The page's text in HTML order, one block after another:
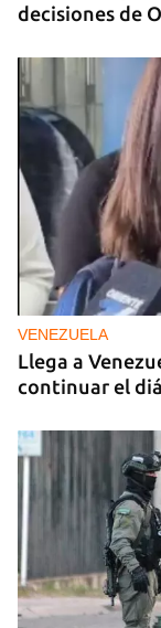
decisiones de
VENEZUELA
Llega a
continuar el